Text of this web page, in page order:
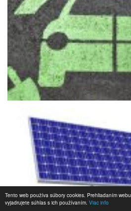
Tento web používa súbory cookies. Prehliadaním webu
vyjadrujete súhlas s ich používaním. Viac info